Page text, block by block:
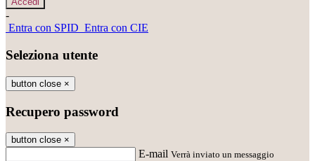
-
Entra con SPID Entra con CIE
Seleziona utente
button close ×
Recupero password
button close ×
E-mail Verrà inviato un messaggio